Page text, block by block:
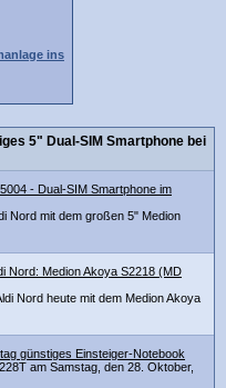
ins
5" Dual-SIM Smartphone bei
- Dual-SIM Smartphone im
Nord mit dem großen 5" Medion
Nord: Medion Akoya S2218 (MD
Nord heute mit dem Medion Akoya
günstiges Einsteiger-Notebook
am Samstag, den 28. Oktober,